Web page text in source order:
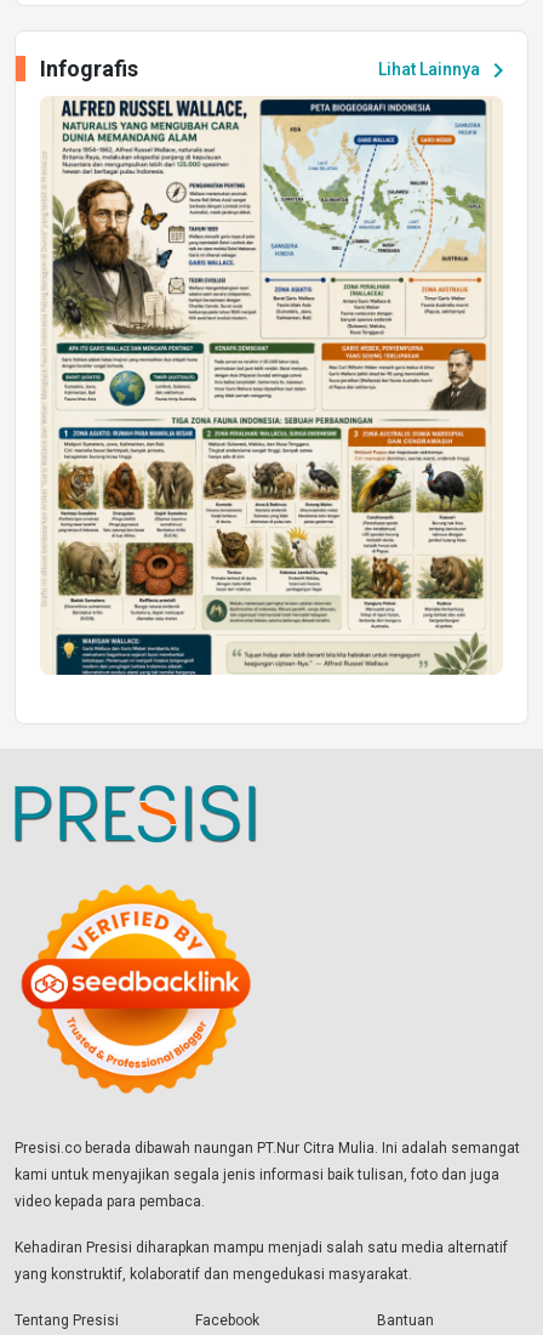
Peluang Kerja dan Magang
Jumat, 17 Jul 2026 22:30
DAERAH
Astra Motor Kalimantan Timur 2 Dukung
Mahasiswa Samarinda dalam Astra
Honda SDGs Future Leaders 2026
Jumat, 10 Jul 2026 19:01
Lihat Lainnya chevron_right
Infografis
Presisi.co berada dibawah naungan PT.Nur Citra Mulia. Ini adalah semangat
kami untuk menyajikan segala jenis informasi baik tulisan, foto dan juga
video kepada para pembaca.
Kehadiran Presisi diharapkan mampu menjadi salah satu media alternatif
yang konstruktif, kolaboratif dan mengedukasi masyarakat.
Tentang Presisi Facebook Bantuan